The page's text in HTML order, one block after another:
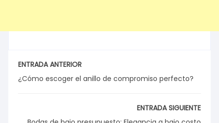
ENTRADA ANTERIOR
¿Cómo escoger el anillo de compromiso perfecto?
ENTRADA SIGUIENTE